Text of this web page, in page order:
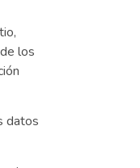
los
datos